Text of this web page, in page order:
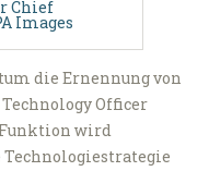
die Ernennung von
Officer
Funktion wird
Technologiestrategie